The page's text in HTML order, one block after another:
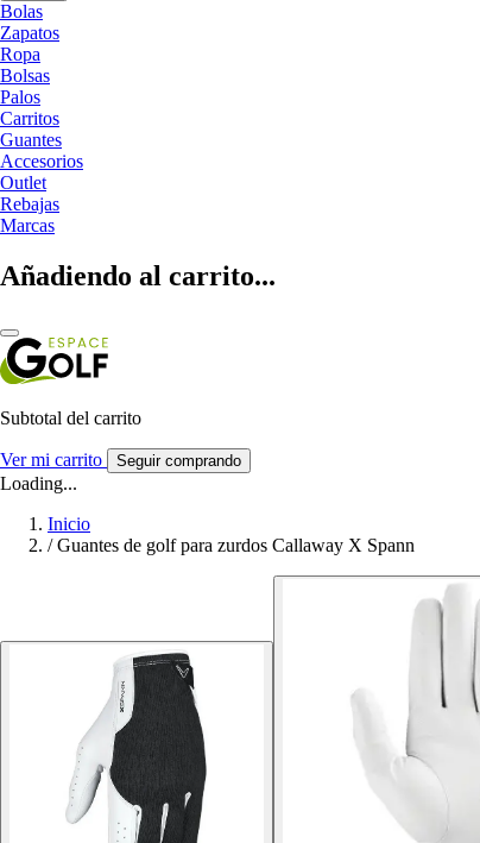
Bolas
Zapatos
Ropa
Bolsas
Palos
Carritos
Guantes
Accesorios
Outlet
Rebajas
Marcas
Añadiendo al carrito...
Subtotal del carrito
Ver mi carrito Seguir comprando
Loading...
Inicio
/ Guantes de golf para zurdos Callaway X Spann